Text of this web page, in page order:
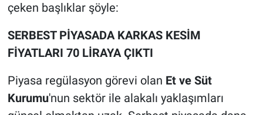
çeken başlıklar şöyle:
SERBEST PİYASADA KARKAS KESİM
FİYATLARI 70 LİRAYA ÇIKTI
Piyasa regülasyon görevi olan Et ve Süt
Kurumu'nun sektör ile alakalı yaklaşımları